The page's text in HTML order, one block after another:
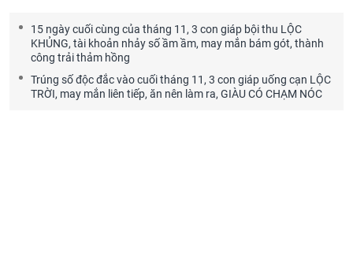
15 ngày cuối cùng của tháng 11, 3 con giáp bội thu LỘC
KHỦNG, tài khoản nhảy số ầm ầm, may mắn bám gót, thành
công trải thảm hồng
Trúng số độc đắc vào cuối tháng 11, 3 con giáp uống cạn LỘC
TRỜI, may mắn liên tiếp, ăn nên làm ra, GIÀU CÓ CHẠM NÓC